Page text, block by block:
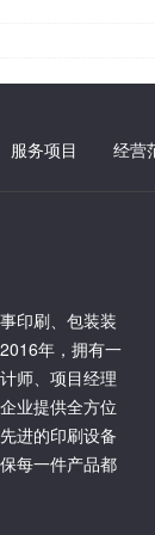
服务项目 经营
印刷、包装装
年，拥有一
师、项目经理
业提供全方位
进的印刷设备
每一件产品都